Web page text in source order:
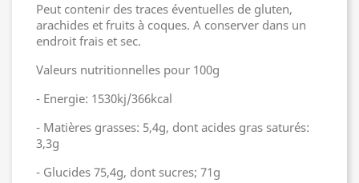
Peut contenir des traces éventuelles de gluten,
arachides et fruits à coques. A conserver dans un
endroit frais et sec.
Valeurs nutritionnelles pour 100g
- Energie: 1530kj/366kcal
- Matières grasses: 5,4g, dont acides gras saturés:
3,3g
- Glucides 75,4g, dont sucres; 71g